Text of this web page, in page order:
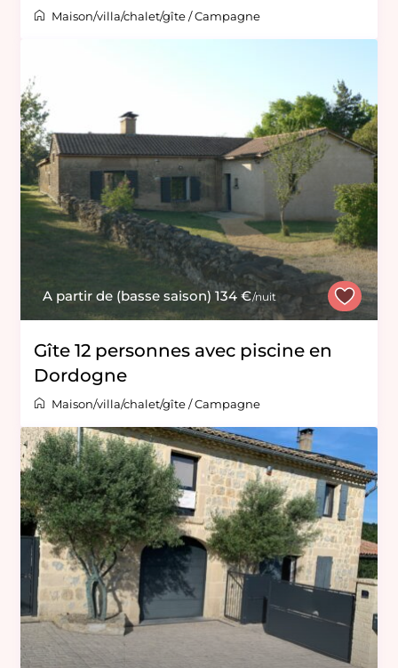
Maison/villa/chalet/gîte/Campagne
A partir de (basse saison) 134 €/nuit
Gîte 12 personnes avec piscine en
Dordogne
Maison/villa/chalet/gîte/Campagne